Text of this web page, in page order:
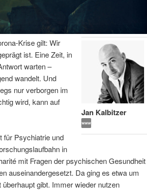
Jan Kalbitzer
Krise gilt: Wir
ist. Eine Zeit, in
warten –
wandelt. Und
nur verborgen im
wird, kann auf
für Psychiatrie und
in
mit Fragen der psychischen Gesundheit
auseinandergesetzt. Da ging es etwa um
gibt. Immer wieder nutzen